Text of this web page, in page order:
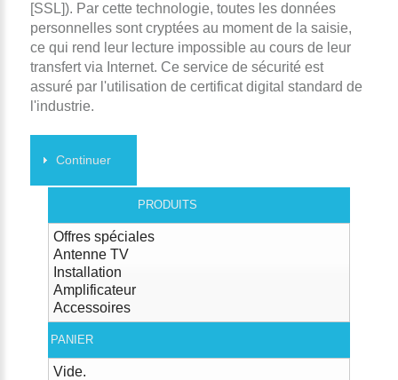
[SSL]). Par cette technologie, toutes les données
personnelles sont cryptées au moment de la saisie,
ce qui rend leur lecture impossible au cours de leur
transfert via Internet. Ce service de sécurité est
assuré par l'utilisation de certificat digital standard de
l'industrie.
Continuer
PRODUITS
Offres spéciales
Antenne TV
Installation
Amplificateur
Accessoires
PANIER
Vide.